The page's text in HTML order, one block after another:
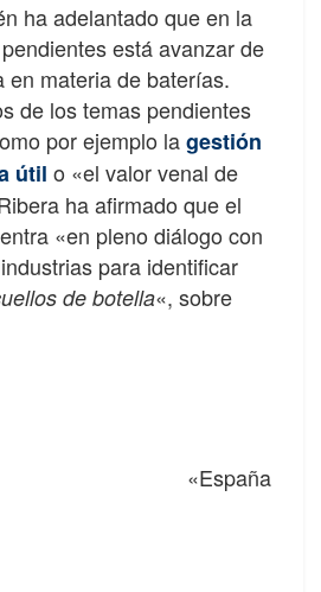
ha adelantado que en la
está avanzar de
en materia de baterías.
de los temas pendientes
por ejemplo lagestión
útil o «el valor venal de
ha afirmado que el
«en pleno diálogo con
para identificar
de botella«, sobre
«España